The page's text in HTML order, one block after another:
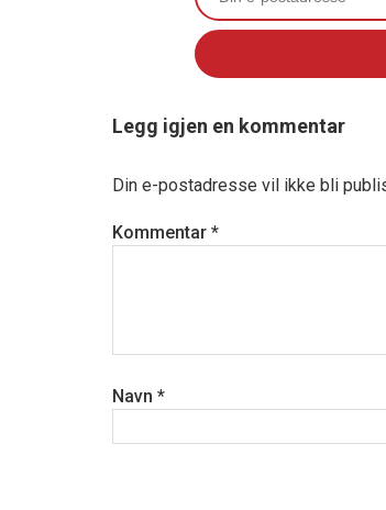
Legg igjen en kommentar
Din e-postadresse vil ikke bli
Kommentar *
Navn *